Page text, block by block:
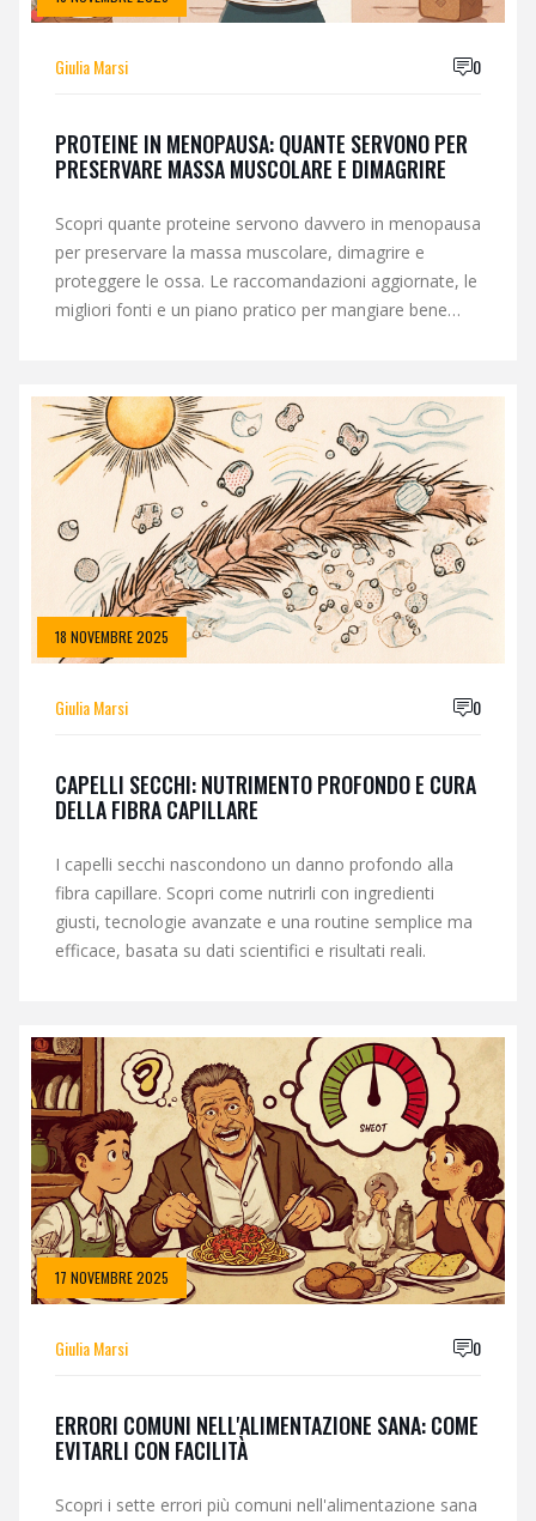
Giulia Marsi 0
PROTEINE IN MENOPAUSA: QUANTE SERVONO PER
PRESERVARE MASSA MUSCOLARE E DIMAGRIRE
Scopri quante proteine servono davvero in menopausa
per preservare la massa muscolare, dimagrire e
proteggere le ossa. Le raccomandazioni aggiornate, le
migliori fonti e un piano pratico per mangiare bene
18 NOVEMBRE 2025
Giulia Marsi 0
CAPELLI SECCHI: NUTRIMENTO PROFONDO E CURA
DELLA FIBRA CAPILLARE
I capelli secchi nascondono un danno profondo alla
fibra capillare. Scopri come nutrirli con ingredienti
giusti, tecnologie avanzate e una routine semplice ma
efficace, basata su dati scientifici e risultati reali.
17 NOVEMBRE 2025
Giulia Marsi 0
ERRORI COMUNI NELL'ALIMENTAZIONE SANA: COME
EVITARLI CON FACILITÀ
Scopri i sette errori più comuni nell'alimentazione sana